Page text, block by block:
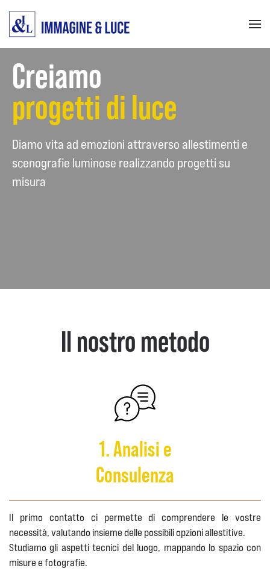
Passa
principale
Creiamo
progetti di luce
Diamo vita ad emozioni attraverso allestimenti e
scenografie luminose realizzando progetti su
misura
Il nostro metodo
1. Analisi e
Consulenza
Il primo contatto ci permette di comprendere le vostre
necessità, valutando insieme delle possibili opzioni allestitive.
Studiamo gli aspetti tecnici del luogo, mappando lo spazio con
misure e fotografie.